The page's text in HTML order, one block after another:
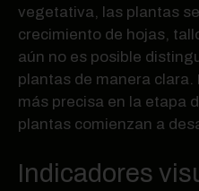
vegetativa, las plantas
crecimiento de hojas,
aún no es posible
plantas de manera
más precisa en la etapa
plantas comienzan a
Indicadores